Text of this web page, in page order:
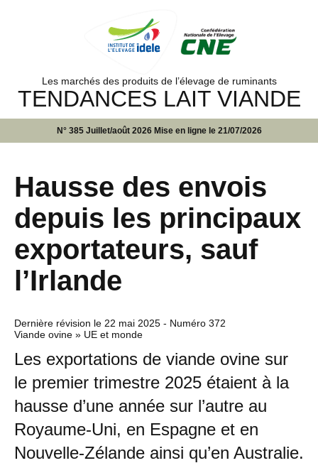
Les marchés des produits de l’élevage de ruminants
TENDANCES LAIT VIANDE
N° 385 Juillet/août 2026 Mise en ligne le 21/07/2026
Hausse des envois
depuis les principaux
exportateurs, sauf
l’Irlande
Dernière révision le 22 mai 2025 - Numéro 372
Viande ovine » UE et monde
Les exportations de viande ovine sur
le premier trimestre 2025 étaient à la
hausse d’une année sur l’autre au
Royaume-Uni, en Espagne et en
Nouvelle-Zélande ainsi qu’en Australie.